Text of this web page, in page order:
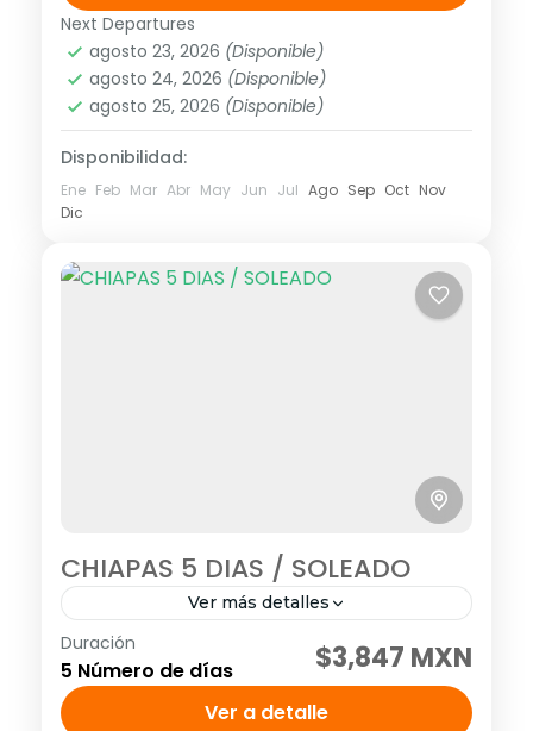
20 de diciembre del 2026. Descarga el...
América,Sudamérica
Media
1 Personas
Next Departures
agosto 23, 2026 (Disponible)
agosto 24, 2026 (Disponible)
agosto 25, 2026 (Disponible)
Disponibilidad:
Ene Feb Mar Abr May Jun Jul Ago Sep Oct Nov
Dic
CHIAPAS 5 DIAS / SOLEADO
Ver más detalles
SALIDAS DIARIAS Visitando: San Cristóbal
de Las Casas, Cañón del Sumidero, Chiapa
de Corzo, Miradores del Cañón, Cascadas
Duración
5 Número de días $3,847 MXN
Ver a detalle